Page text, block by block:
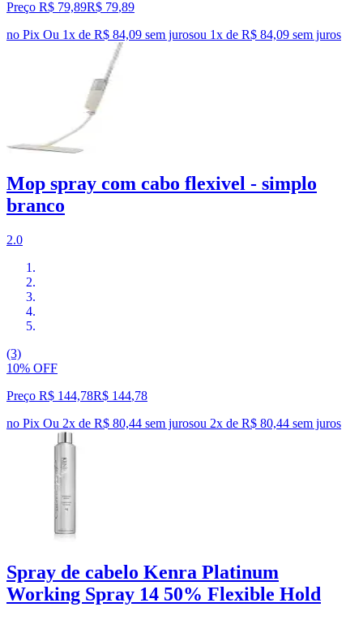
Preço R$ 79,89R$ 79,89
no Pix Ou 1x de R$ 84,09 sem jurosou 1x de R$ 84,09 sem juros
Mop spray com cabo flexivel - simplo
branco
2.0
(3)
10% OFF
Preço R$ 144,78R$ 144,78
no Pix Ou 2x de R$ 80,44 sem jurosou 2x de R$ 80,44 sem juros
Spray de cabelo Kenra Platinum
Working Spray 14 50% Flexible Hold